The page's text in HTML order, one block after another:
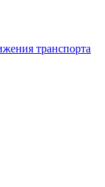
транспорта